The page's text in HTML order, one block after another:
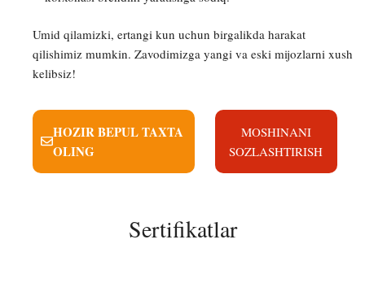
Umid qilamizki, ertangi kun uchun birgalikda harakat
qilishimiz mumkin. Zavodimizga yangi va eski mijozlarni xush
kelibsiz!
HOZIR BEPUL TAXTA
OLING
MOSHINANI
SOZLASHTIRISH
Sertifikatlar